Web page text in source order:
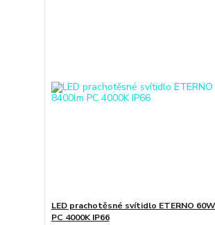
LED prachotěsné svítidlo ETERNO
PC 4000K IP66